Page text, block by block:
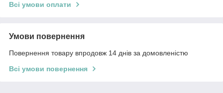
Всі умови оплати
Умови повернення
Повернення товару впродовж 14 днів за домовленістю
Всі умови повернення